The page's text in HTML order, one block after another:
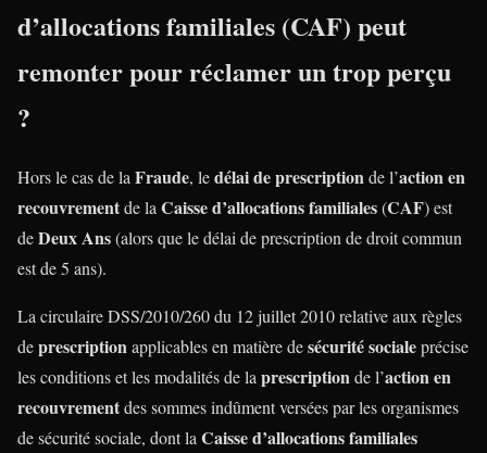
d’allocations familiales (CAF) peut
remonter pour réclamer untrop perçu
?
Hors le cas de la Fraude, ledélai de prescription de l’action en
recouvrementde la Caisse d’allocations familiales(CAF) est
deDeux Ans(alors que le délai de prescription de droit commun
est de 5 ans).
La circulaire DSS/2010/260 du 12 juillet 2010 relative aux règles
deprescription applicables en matière desécurité socialeprécise
les conditions et les modalités de la prescription de l’action en
recouvrementdes sommes indûment versées par les organismes
de sécurité sociale, dont la Caisse d’allocations familiales